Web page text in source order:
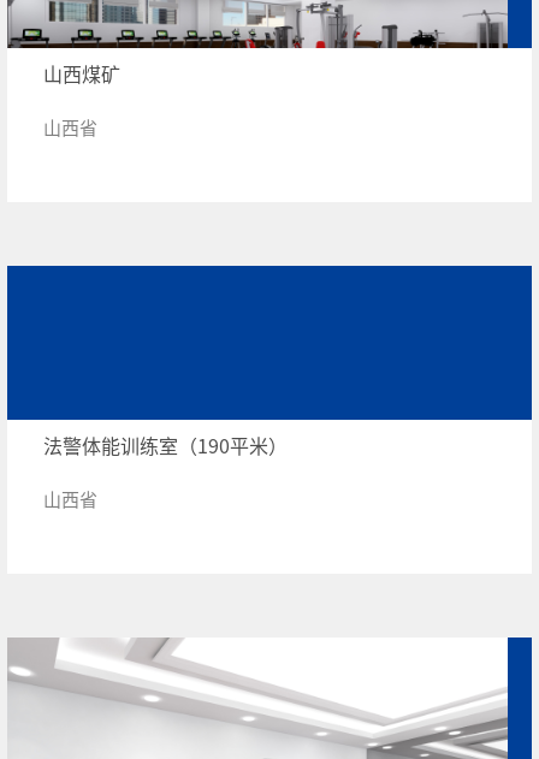
山西煤矿
山西省
法警体能训练室（190平米）
山西省